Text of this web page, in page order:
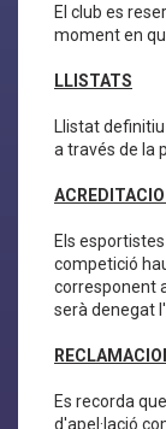
El club es
moment en
LLISTATS
Llistat
a través de la
Els
competició
corresponent
serà denegat
Es recorda
d'apel·lació